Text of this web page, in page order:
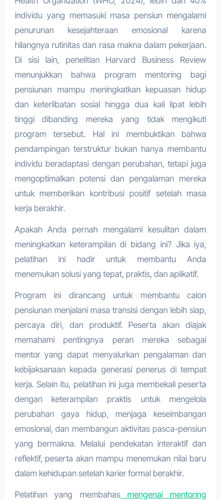
individu yang memasuki masa pensiun mengalami
penurunan kesejahteraan emosional karena
hilangnya rutinitas dan rasa makna dalam pekerjaan.
Di sisi lain, penelitian Harvard Business Review
menunjukkan bahwa program mentoring bagi
pensiunan mampu meningkatkan kepuasan hidup
dan keterlibatan sosial hingga dua kali lipat lebih
tinggi dibanding mereka yang tidak mengikuti
program tersebut. Hal ini membuktikan bahwa
pendampingan terstruktur bukan hanya membantu
individu beradaptasi dengan perubahan, tetapi juga
mengoptimalkan potensi dan pengalaman mereka
untuk memberikan kontribusi positif setelah masa
kerja berakhir.
Apakah Anda pernah mengalami kesulitan dalam
meningkatkan keterampilan di bidang ini? Jika iya,
pelatihan ini hadir untuk membantu Anda
menemukan solusi yang tepat, praktis, dan aplikatif.
Program ini dirancang untuk membantu calon
pensiunan menjalani masa transisi dengan lebih siap,
percaya diri, dan produktif. Peserta akan diajak
memahami pentingnya peran mereka sebagai
mentor yang dapat menyalurkan pengalaman dan
kebijaksanaan kepada generasi penerus di tempat
kerja. Selain itu, pelatihan ini juga membekali peserta
dengan keterampilan praktis untuk mengelola
perubahan gaya hidup, menjaga keseimbangan
emosional, dan membangun aktivitas pasca-pensiun
yang bermakna. Melalui pendekatan interaktif dan
reflektif, peserta akan mampu menemukan nilai baru
dalam kehidupan setelah karier formal berakhir.
Pelatihan yang membahasmengenai mentoring